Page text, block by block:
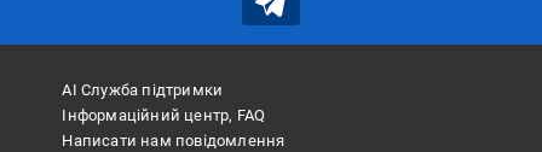
АІ Служба підтримки
Інформаційний центр, FAQ
Написати нам повідомлення